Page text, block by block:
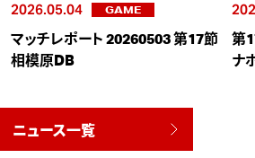
2026.05.04 GAME
マッチレポート 20260503 第17節
相模原DB
第
ナ
ニュース一覧